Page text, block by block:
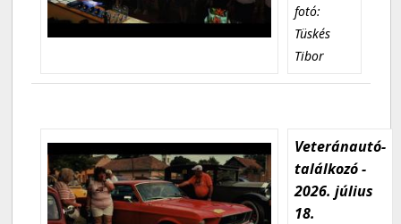
fotó:
Tüskés
Tibor
Veteránautó-
találkozó -
2026. július
18.